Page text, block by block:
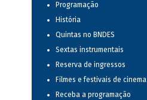
Programação
História
Quintas no BNDES
Sextas instrumentais
Reserva de ingressos
Filmes e festivais de cinema
Receba a programação